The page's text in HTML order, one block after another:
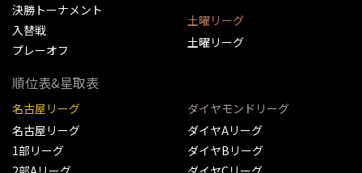
決勝トーナメント
入替戦
プレーオフ
土曜リーグ
土曜リーグ
順位表&星取表
名古屋リーグ
名古屋リーグ
1部リーグ
ダイヤモンドリーグ
ダイヤAリーグ
ダイヤBリーグ